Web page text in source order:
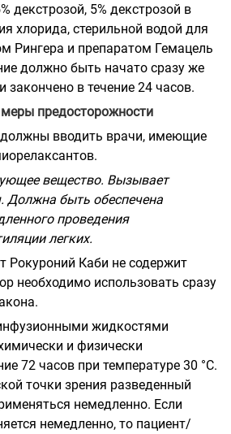
декстрозой, 5% декстрозой в
хлорида, стерильной водой для
Рингера и препаратом Гемацель
должно быть начато сразу же
закончено в течение 24 часов.
предосторожности
вводить врачи, имеющие
вещество. Вызывает
Должна быть обеспечена
проведения
легких.
Рокуроний Каби не содержит
необходимо использовать сразу
жидкостями
и физически
72 часов при температуре 30 °С.
точки зрения разведенный
немедленно. Если
немедленно, то пациент/